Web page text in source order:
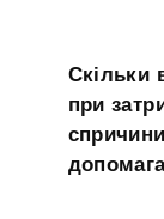
Скільки
при